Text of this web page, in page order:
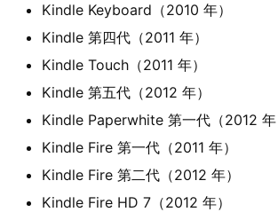
C
安
卓
Kindle Keyboard（2010 年）
Kindle 第四代（2011 年）
Kindle Touch（2011 年）
Kindle 第五代（2012 年）
Kindle Paperwhite 第一代（2012 年
Kindle Fire 第一代（2011 年）
Kindle Fire 第二代（2012 年）
Kindle Fire HD 7（2012 年）